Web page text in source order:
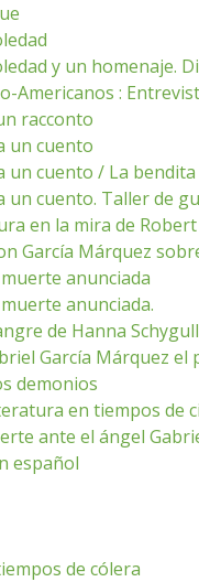
y un homenaje.
Americanos :
racconto
un cuento
un cuento / La
un cuento. Taller de
en la mira de
García Márquez
anunciada
anunciada.
de Hanna
García Márquez
demonios
en tiempos de
ante el ángel
español
de cólera